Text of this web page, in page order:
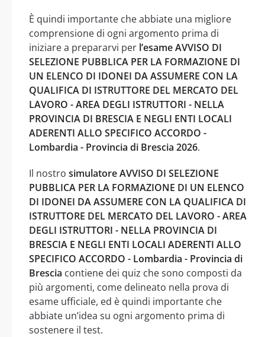
È quindi importante che abbiate una migliore
comprensione di ogni argomento prima di
iniziare a prepararvi per l’esame AVVISO DI
SELEZIONE PUBBLICA PER LA FORMAZIONE DI
UN ELENCO DI IDONEI DA ASSUMERE CON LA
QUALIFICA DI ISTRUTTORE DEL MERCATO DEL
LAVORO - AREA DEGLI ISTRUTTORI - NELLA
PROVINCIA DI BRESCIA E NEGLI ENTI LOCALI
ADERENTI ALLO SPECIFICO ACCORDO -
Lombardia - Provincia di Brescia 2026.
Il nostro simulatore AVVISO DI SELEZIONE
PUBBLICA PER LA FORMAZIONE DI UN ELENCO
DI IDONEI DA ASSUMERE CON LA QUALIFICA DI
ISTRUTTORE DEL MERCATO DEL LAVORO - AREA
DEGLI ISTRUTTORI - NELLA PROVINCIA DI
BRESCIA E NEGLI ENTI LOCALI ADERENTI ALLO
SPECIFICO ACCORDO - Lombardia - Provincia di
Brescia contiene dei quiz che sono composti da
più argomenti, come delineato nella prova di
esame ufficiale, ed è quindi importante che
abbiate un’idea su ogni argomento prima di
sostenere il test.